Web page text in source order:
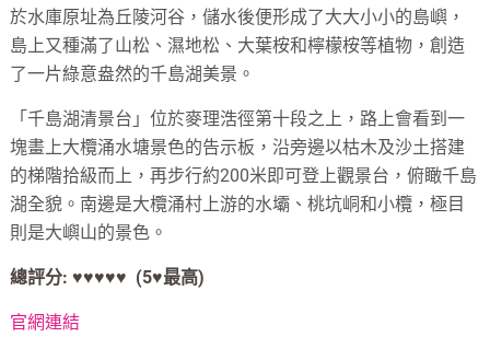
於水庫原址為丘陵河谷，儲水後便形成了大大小小的島嶼，
島上又種滿了山松、濕地松、大葉桉和檸檬桉等植物，創造
了一片綠意盎然的千島湖美景。
「千島湖清景台」位於麥理浩徑第十段之上，路上會看到一
塊畫上大欖涌水塘景色的告示板，沿旁邊以枯木及沙土搭建
的梯階拾級而上，再步行約200米即可登上觀景台，俯瞰千島
湖全貌。南邊是大欖涌村上游的水壩、桃坑峒和小欖，極目
則是大嶼山的景色。
總評分: ♥♥♥♥♥ (5♥最高)
官網連結